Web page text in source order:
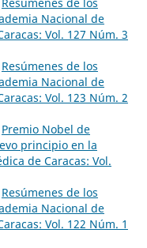
Nacional de
Vol. 127 Núm. 3
Resúmenes de los
Nacional de
Vol. 123 Núm. 2
Premio Nobel de
principio en la
de Caracas: Vol.
Resúmenes de los
Nacional de
Vol. 122 Núm. 1